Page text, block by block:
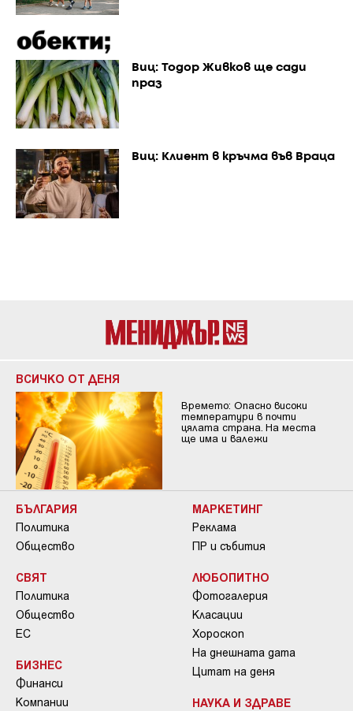
Виц: Тодор Живков ще сади
праз
Виц: Клиент в кръчма във Враца
ВСИЧКО ОТ ДЕНЯ
Времето: Опасно високи
температури в почти
цялата страна. На места
ще има и валежи
БЪЛГАРИЯ
Политика
Общество
СВЯТ
Политика
Общество
ЕС
БИЗНЕС
Финанси
Компании
МАРКЕТИНГ
Реклама
ПР и събития
ЛЮБОПИТНО
Фотогалерия
Класации
Хороскоп
На днешната дата
Цитат на деня
НАУКА И ЗДРАВЕ